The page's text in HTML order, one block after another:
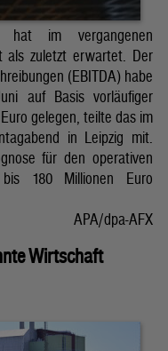
hat im vergangenen
als zuletzt erwartet. Der
(EBITDA) habe
auf Basis vorläufiger
gelegen, teilte das im
in Leipzig mit.
für den operativen
180 Millionen Euro
APA/dpa-AFX
Wirtschaft